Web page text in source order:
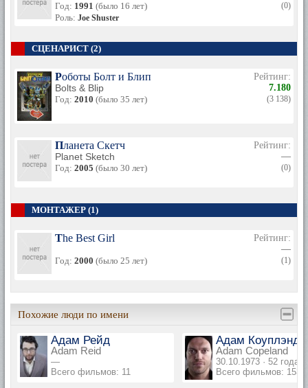
Год: 1991 (было 16 лет)
Роль: Joe Shuster
(0)
СЦЕНАРИСТ (2)
Роботы Болт и Блип
Bolts & Blip
Год: 2010 (было 35 лет)
Рейтинг:
7.180
(3 138)
Планета Скетч
Planet Sketch
Год: 2005 (было 30 лет)
Рейтинг:
—
(0)
МОНТАЖЕР (1)
The Best Girl
Год: 2000 (было 25 лет)
Рейтинг:
—
(1)
Похожие люди по имени
Адам Рейд
Adam Reid
—
Всего фильмов: 11
Адам Коуплэнд
Adam Copeland
30.10.1973 · 52 года
Всего фильмов: 153